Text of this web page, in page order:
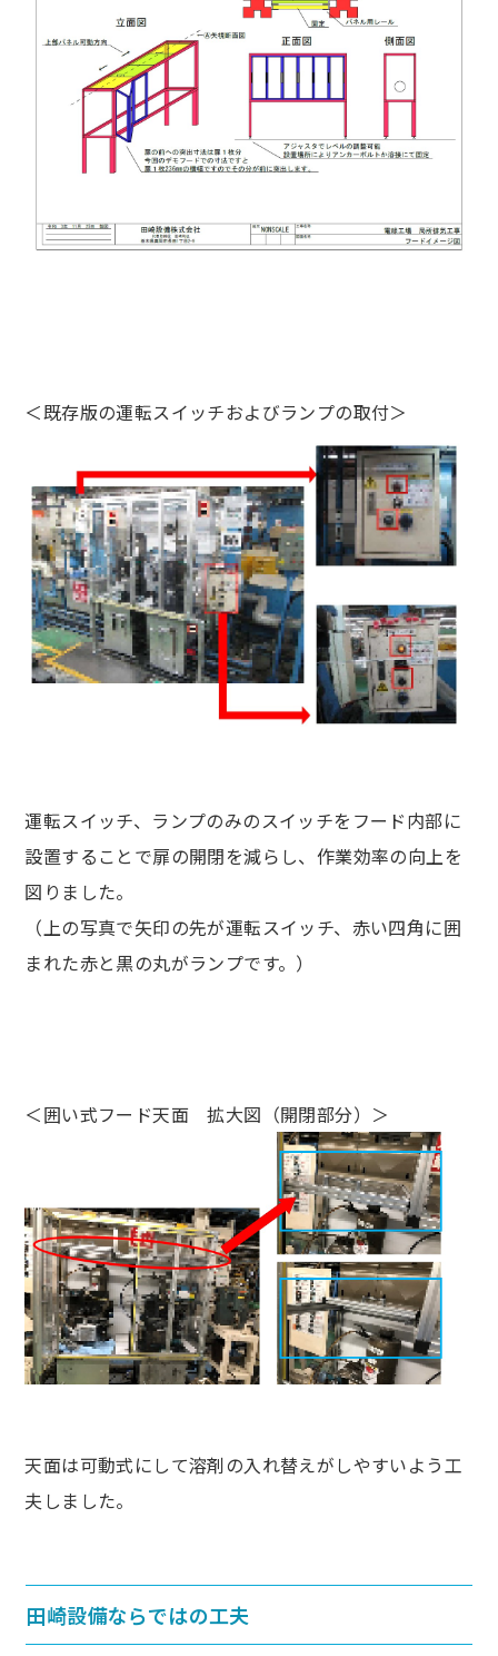
＜既存版の運転スイッチおよびランプの取付＞
運転スイッチ、ランプのみのスイッチをフード内部に
設置することで扉の開閉を減らし、作業効率の向上を
図りました。
（上の写真で矢印の先が運転スイッチ、赤い四角に囲
まれた赤と黒の丸がランプです。）
＜囲い式フード天面 拡大図（開閉部分）＞
天面は可動式にして溶剤の入れ替えがしやすいよう工
夫しました。
田崎設備ならではの工夫